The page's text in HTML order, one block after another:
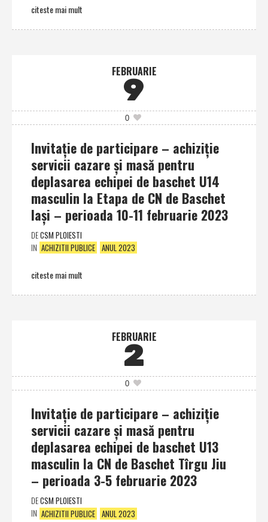
citeste mai mult
FEBRUARIE
9
0
Invitaţie de participare – achiziţie
servicii cazare şi masă pentru
deplasarea echipei de baschet U14
masculin la Etapa de CN de Baschet
Iaşi – perioada 10-11 februarie 2023
DECSM PLOIESTI
IN ACHIZITII PUBLICE ANUL 2023
citeste mai mult
FEBRUARIE
2
0
Invitaţie de participare – achiziţie
servicii cazare şi masă pentru
deplasarea echipei de baschet U13
masculin la CN de Baschet Tîrgu Jiu
– perioada 3-5 februarie 2023
DECSM PLOIESTI
IN ACHIZITII PUBLICE ANUL 2023